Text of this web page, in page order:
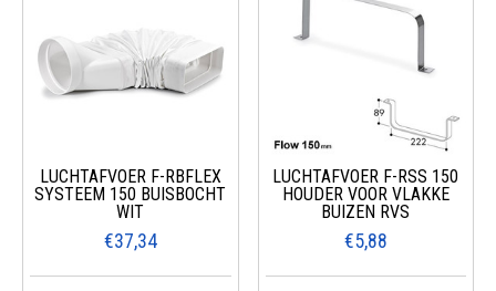
LUCHTAFVOER F-RBFLEX
SYSTEEM 150 BUISBOCHT
WIT
€37,34
LUCHTAFVOER F-RSS 150
HOUDER VOOR VLAKKE
BUIZEN RVS
€5,88